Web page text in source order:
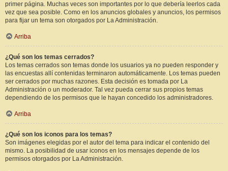
primer página. Muchas veces son importantes por lo que debería leerlos cada
vez que sea posible. Como en los anuncios globales y anuncios, los permisos
para fijar un tema son otorgados por La Administración.
Arriba
¿Qué son los temas cerrados?
Los temas cerrados son temas donde los usuarios ya no pueden responder y
las encuestas allí contenidas terminaron automáticamente. Los temas pueden
ser cerrados por muchas razones. Esta decisión es tomada por La
Administración o un moderador. Tal vez pueda cerrar sus propios temas
dependiendo de los permisos que le hayan concedido los administradores.
Arriba
¿Qué son los iconos para los temas?
Son imágenes elegidas por el autor del tema para indicar el contenido del
mismo. La posibilidad de usar iconos en los mensajes depende de los
permisos otorgados por La Administración.